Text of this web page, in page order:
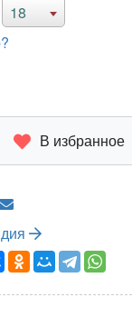
18
В избранное